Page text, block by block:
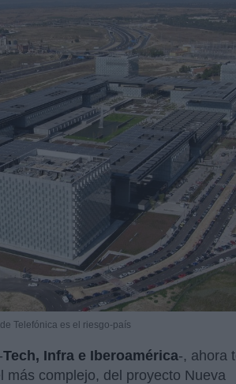
Telefónica es el riesgo-país
Tech, Infra e Iberoamérica-, ahora
más complejo, del proyecto Nueva